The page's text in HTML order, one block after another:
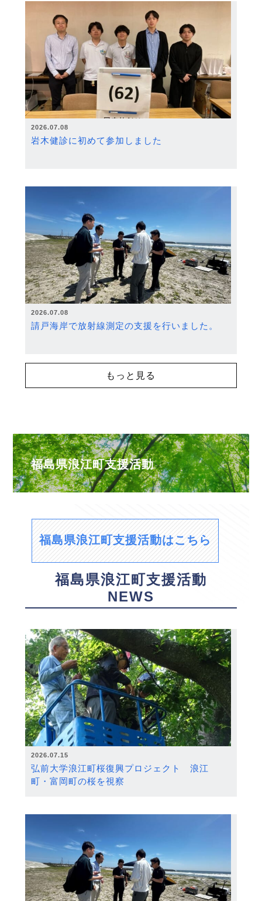
2026.07.08
岩木健診に初めて参加しました
2026.07.08
請戸海岸で放射線測定の支援を行いました。
もっと見る
福島県浪江町支援活動
福島県浪江町支援活動はこちら
福島県浪江町支援活動
NEWS
2026.07.15
弘前大学浪江町桜復興プロジェクト 浪江
町・富岡町の桜を視察